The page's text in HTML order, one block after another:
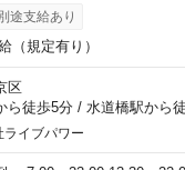
途支給あり
（規定有り）
区
ら徒歩5分/ 水道橋駅から
ライブパワー